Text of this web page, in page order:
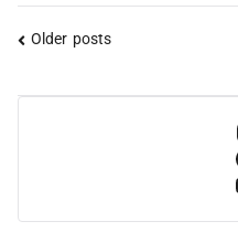
Older posts